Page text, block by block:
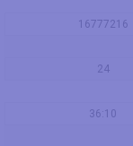
16777216
24
36:10